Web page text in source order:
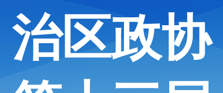
治区政协